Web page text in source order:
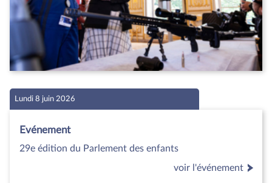
Lundi 8 juin 2026
Evénement
29e édition du Parlement des enfants
voir l'événement